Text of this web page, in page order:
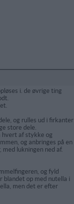
i. de øvrige ting
og rulles ud i firkanter
store dele.
hvert af stykke og
og anbringes på en
med lukningen ned af.
og fyld
blandet op med nutella i
men det er efter